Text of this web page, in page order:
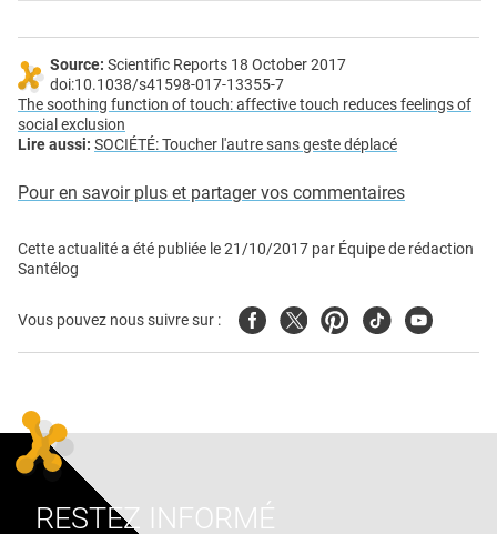
Source: Scientific Reports 18 October 2017
doi:10.1038/s41598-017-13355-7
The soothing function of touch: affective touch reduces feelings of
social exclusion
Lire aussi: SOCIÉTÉ: Toucher l'autre sans geste déplacé
Pour en savoir plus et partager vos commentaires
Cette actualité a été publiée le21/10/2017 par Équipe de rédaction
Santélog
Vous pouvez nous suivre sur : FacebookTwitterPinterest
TiktokYoutube
RESTEZ INFORMÉ